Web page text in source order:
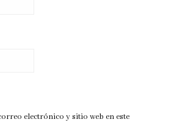
electrónico y sitio web en este